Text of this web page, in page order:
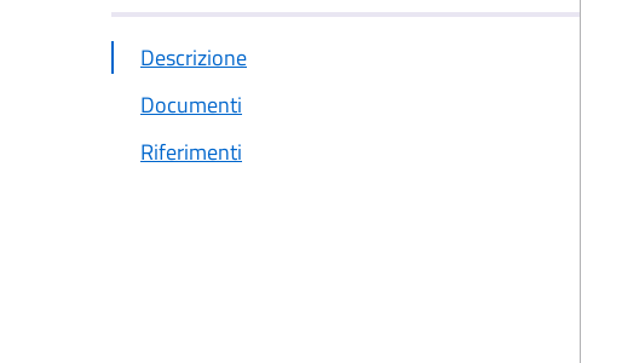
Descrizione
Documenti
Riferimenti